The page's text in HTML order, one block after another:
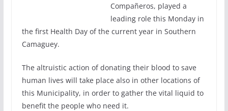
Compañeros, played a
leading role this Monday in
the first Health Day of the current year in Southern
Camaguey.
The altruistic action of donating their blood to save
human lives will take place also in other locations of
this Municipality, in order to gather the vital liquid to
benefit the people who need it.